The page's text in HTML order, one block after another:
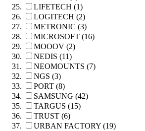
LIFETECH (1)
LOGITECH (2)
METRONIC (3)
MICROSOFT (16)
MOOOV (2)
NEDIS (11)
NEOMOUNTS (7)
NGS (3)
PORT (8)
SAMSUNG (42)
TARGUS (15)
TRUST (6)
URBAN FACTORY (19)